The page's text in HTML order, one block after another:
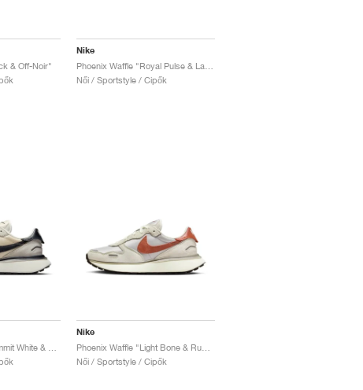
& Off-Noir"
Nike
Női / Sportstyle / Cipők
Nike
Női / Sportstyle / Cipők